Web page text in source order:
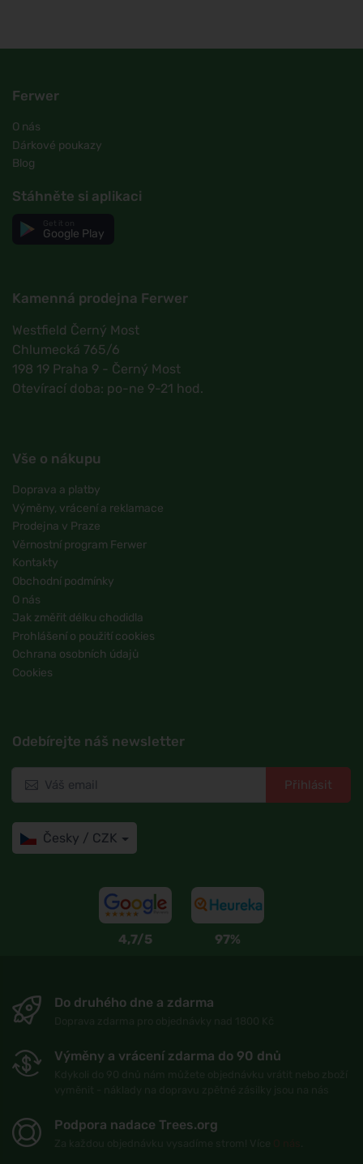
Ferwer
O nás
Dárkové poukazy
Blog
Stáhněte si aplikaci
Google Play
Kamenná prodejna Ferwer
Westfield Černý Most
Chlumecká 765/6
198 19 Praha 9 - Černý Most
Otevírací doba: po-ne 9-21 hod.
Vše o nákupu
Doprava a platby
Výměny, vrácení a reklamace
Prodejna v Praze
Věrnostní program Ferwer
Kontakty
Obchodní podmínky
O nás
Jak změřit délku chodidla
Prohlášení o použití cookies
Ochrana osobních údajů
Cookies
Odebírejte náš newsletter
Přihlásit
Česky / CZK
4,7/5 97%
Do druhého dne a zdarma
Výměny a vrácení zdarma do 90 dnů
Podpora nadace Trees.org